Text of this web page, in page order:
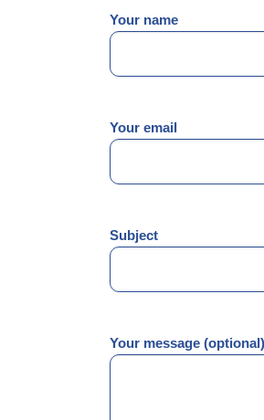
Your name
Your email
Subject
Your message (optional)